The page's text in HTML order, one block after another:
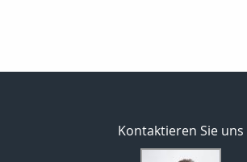
Kontaktieren Sie uns